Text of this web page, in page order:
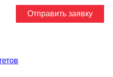
Отправить заявку